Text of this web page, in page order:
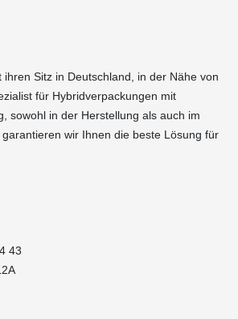
ihren Sitz in Deutschland, in der Nähe von
für Hybridverpackungen mit
sowohl in der Herstellung als auch im
wir Ihnen die beste Lösung für
43